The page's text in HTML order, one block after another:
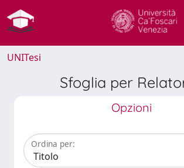
UNITesi
Sfoglia per
Opzioni
Ordina per: